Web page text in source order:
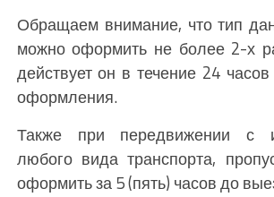
Обращаем внимание, что тип
можно оформить не более 2-х
действует он в течение 24
оформления.
Также при передвижении с
любого вида транспорта,
оформить за 5 (пять) часов до